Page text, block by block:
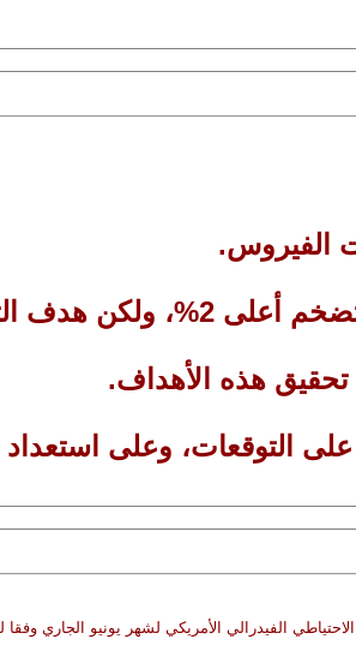
على التوقعات، وعلى
الفيدرالي الأمريكي لشهر يونيو الجاري وفقا